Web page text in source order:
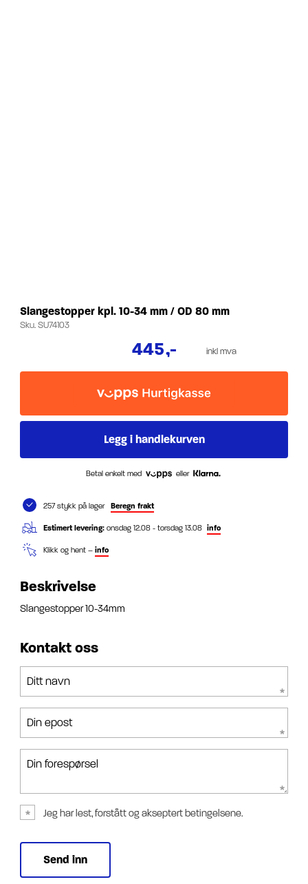
Slangestopper kpl. 10-34 mm / OD 80 mm
Sku.SU74103
445,- inkl mva
Betal enkelt med eller
257 stykk på lager Beregn frakt
Estimert levering: onsdag 12.08 - torsdag 13.08 info
Klikk og hent – info
Beskrivelse
Slangestopper 10-34mm
Kontakt oss
Ditt navn
Din epost
Din forespørsel
Jeg har lest, forstått og akseptert betingelsene.